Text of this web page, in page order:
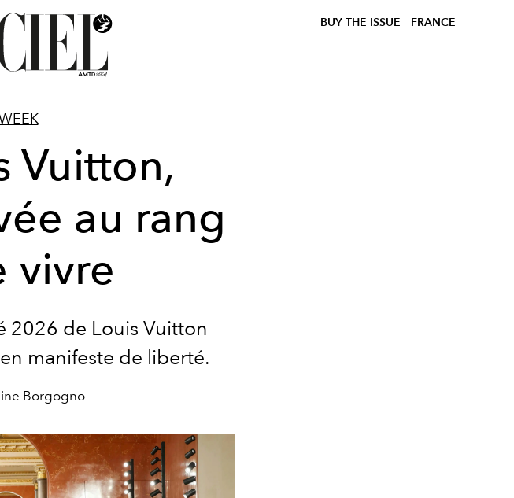
BUY THE ISSUE FRANCE
Vuitton,
au rang
vivre
2026 de Louis Vuitton
manifeste de liberté.
Borgogno